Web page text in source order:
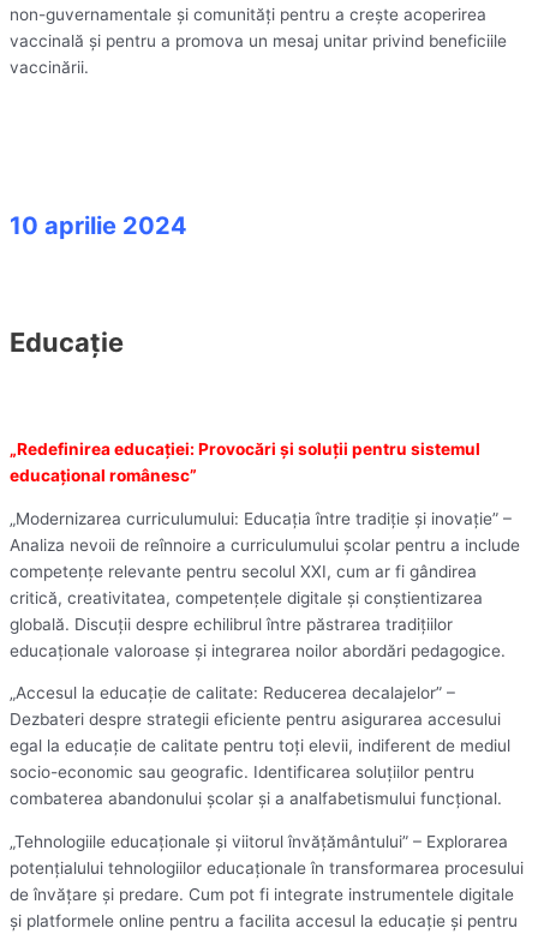
non-guvernamentale și comunități pentru a crește acoperirea
vaccinală și pentru a promova un mesaj unitar privind beneficiile
vaccinării.
10 aprilie 2024
Educație
„Redefinirea educației: Provocări și soluții pentru sistemul
educațional românesc”
„Modernizarea curriculumului: Educația între tradiție și inovație” –
Analiza nevoii de reînnoire a curriculumului școlar pentru a include
competențe relevante pentru secolul XXI, cum ar fi gândirea
critică, creativitatea, competențele digitale și conștientizarea
globală. Discuții despre echilibrul între păstrarea tradițiilor
educaționale valoroase și integrarea noilor abordări pedagogice.
„Accesul la educație de calitate: Reducerea decalajelor” –
Dezbateri despre strategii eficiente pentru asigurarea accesului
egal la educație de calitate pentru toți elevii, indiferent de mediul
socio-economic sau geografic. Identificarea soluțiilor pentru
combaterea abandonului școlar și a analfabetismului funcțional.
„Tehnologiile educaționale și viitorul învățământului” – Explorarea
potențialului tehnologiilor educaționale în transformarea procesului
de învățare și predare. Cum pot fi integrate instrumentele digitale
și platformele online pentru a facilita accesul la educație și pentru